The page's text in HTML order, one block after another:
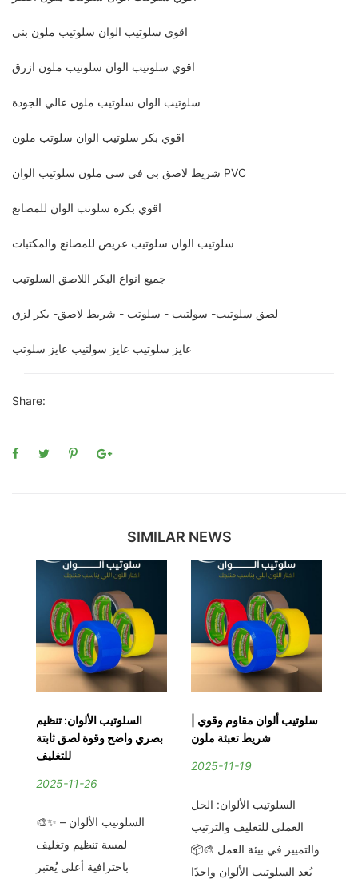
اقوي سلوتيب الوان سلوتيب ملون بني
اقوي سلوتيب الوان سلوتيب ملون ازرق
سلوتيب الوان سلوتيب ملون عالي الجودة
اقوي بكر سلوتيب الوان سلوتب ملون
شريط لاصق بي في سي ملون سلوتيب الوان PVC
اقوي بكرة سلوتب الوان للمصانع
سلوتيب الوان سلوتيب عريض للمصانع والمكتبات
جميع انواع البكر اللاصق السلوتيب
لصق سلوتيب- سولتيب - سلوتب - شريط لاصق- بكر لزق
عايز سلوتيب عايز سولتيب عايز سلوتب
Share:
SIMILAR NEWS
السلوتيب الألوان: تنظيم
بصري واضح وقوة لصق ثابتة
للتغليف
2025-11-26
🎨✨ السلوتيب الألوان –
لمسة تنظيم وتغليف
باحترافية أعلى يُعتبر
سلوتيب ألوان مقاوم وقوي |
شريط تعبئة ملون
2025-11-19
السلوتيب الألوان: الحل
العملي للتغليف والترتيب
والتمييز في بيئة العمل 🎨📦
يُعد السلوتيب الألوان واحدًا